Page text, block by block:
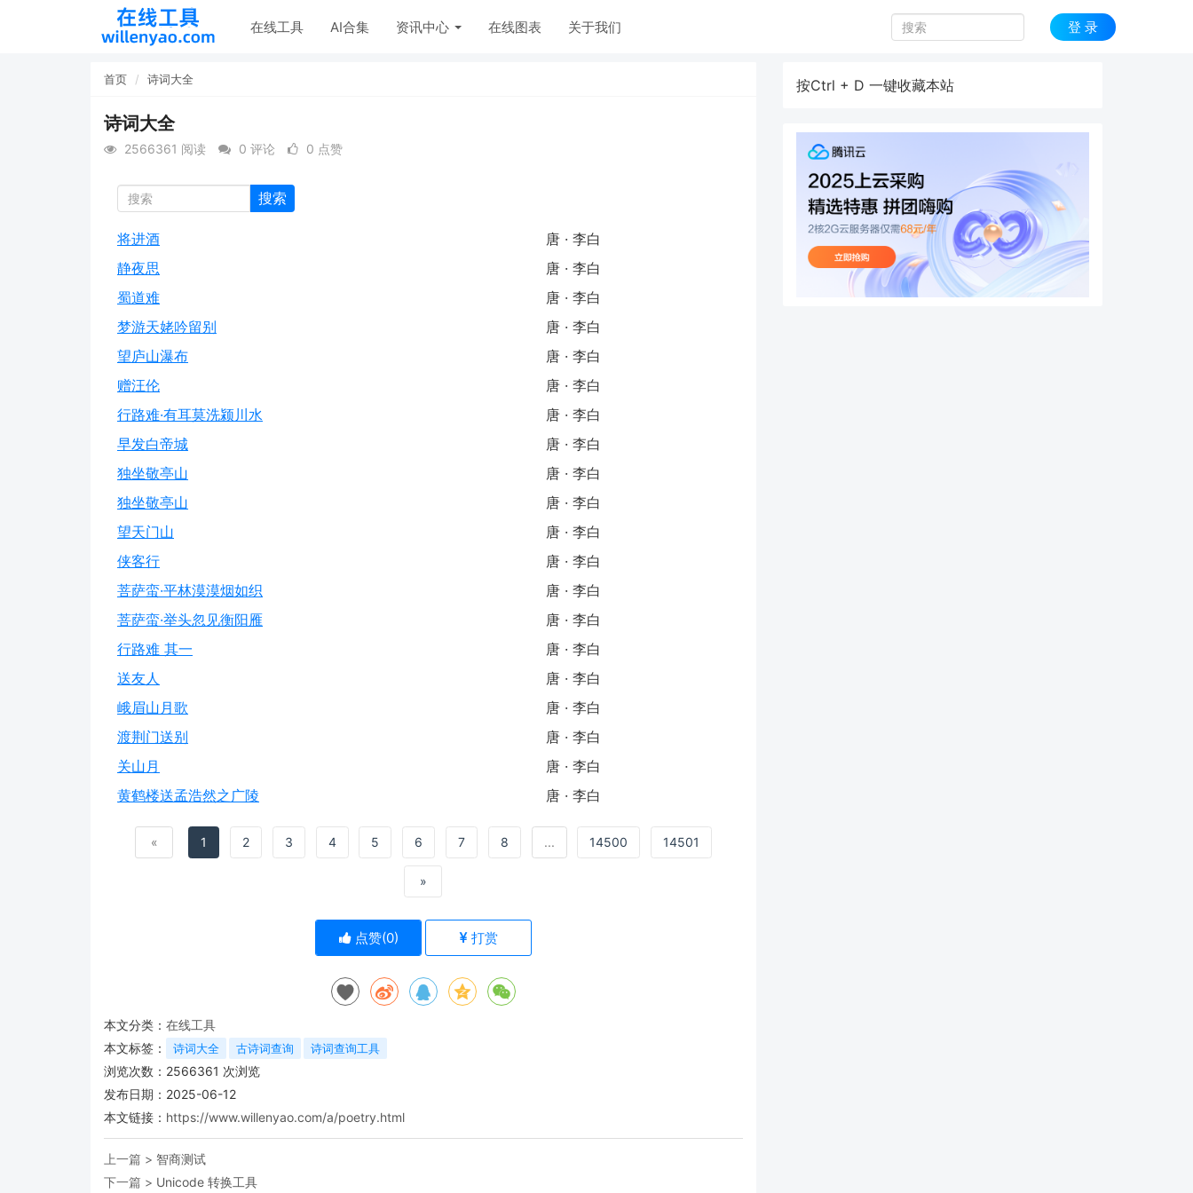
登 录
在线工具 AI合集 资讯中心 在线图表 关于我们
首页 诗词大全
诗词大全
2566361 阅读 0 评论 0 点赞
搜索
将进酒
唐 · 李白
静夜思
唐 · 李白
蜀道难
唐 · 李白
梦游天姥吟留别
唐 · 李白
望庐山瀑布
唐 · 李白
赠汪伦
唐 · 李白
行路难·有耳莫洗颍川水
唐 · 李白
早发白帝城
唐 · 李白
独坐敬亭山
唐 · 李白
独坐敬亭山
唐 · 李白
望天门山
唐 · 李白
侠客行
唐 · 李白
菩萨蛮·平林漠漠烟如织
唐 · 李白
菩萨蛮·举头忽见衡阳雁
唐 · 李白
行路难 其一
唐 · 李白
送友人
唐 · 李白
峨眉山月歌
唐 · 李白
渡荆门送别
唐 · 李白
关山月
唐 · 李白
黄鹤楼送孟浩然之广陵
唐 · 李白
« 1 2 3 4 5 6 7 8 ... 14500 14501
»
点赞(0) 打赏
本文分类： 在线工具
本文标签：
诗词大全 古诗词查询 诗词查询工具
浏览次数： 2566361 次浏览
发布日期：2025-06-12
本文链接： https://www.willenyao.com/a/poetry.html
上一篇 > 智商测试
下一篇 > Unicode 转换工具
按Ctrl + D 一键收藏本站